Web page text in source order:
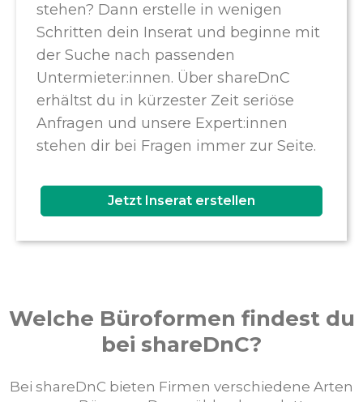
stehen? Dann erstelle in wenigen
Schritten dein Inserat und beginne mit
der Suche nach passenden
Untermieter:innen. Über shareDnC
erhältst du in kürzester Zeit seriöse
Anfragen und unsere Expert:innen
stehen dir bei Fragen immer zur Seite.
Jetzt Inserat erstellen
Welche Büroformen findest du
bei shareDnC?
Bei shareDnC bieten Firmen verschiedene Arten